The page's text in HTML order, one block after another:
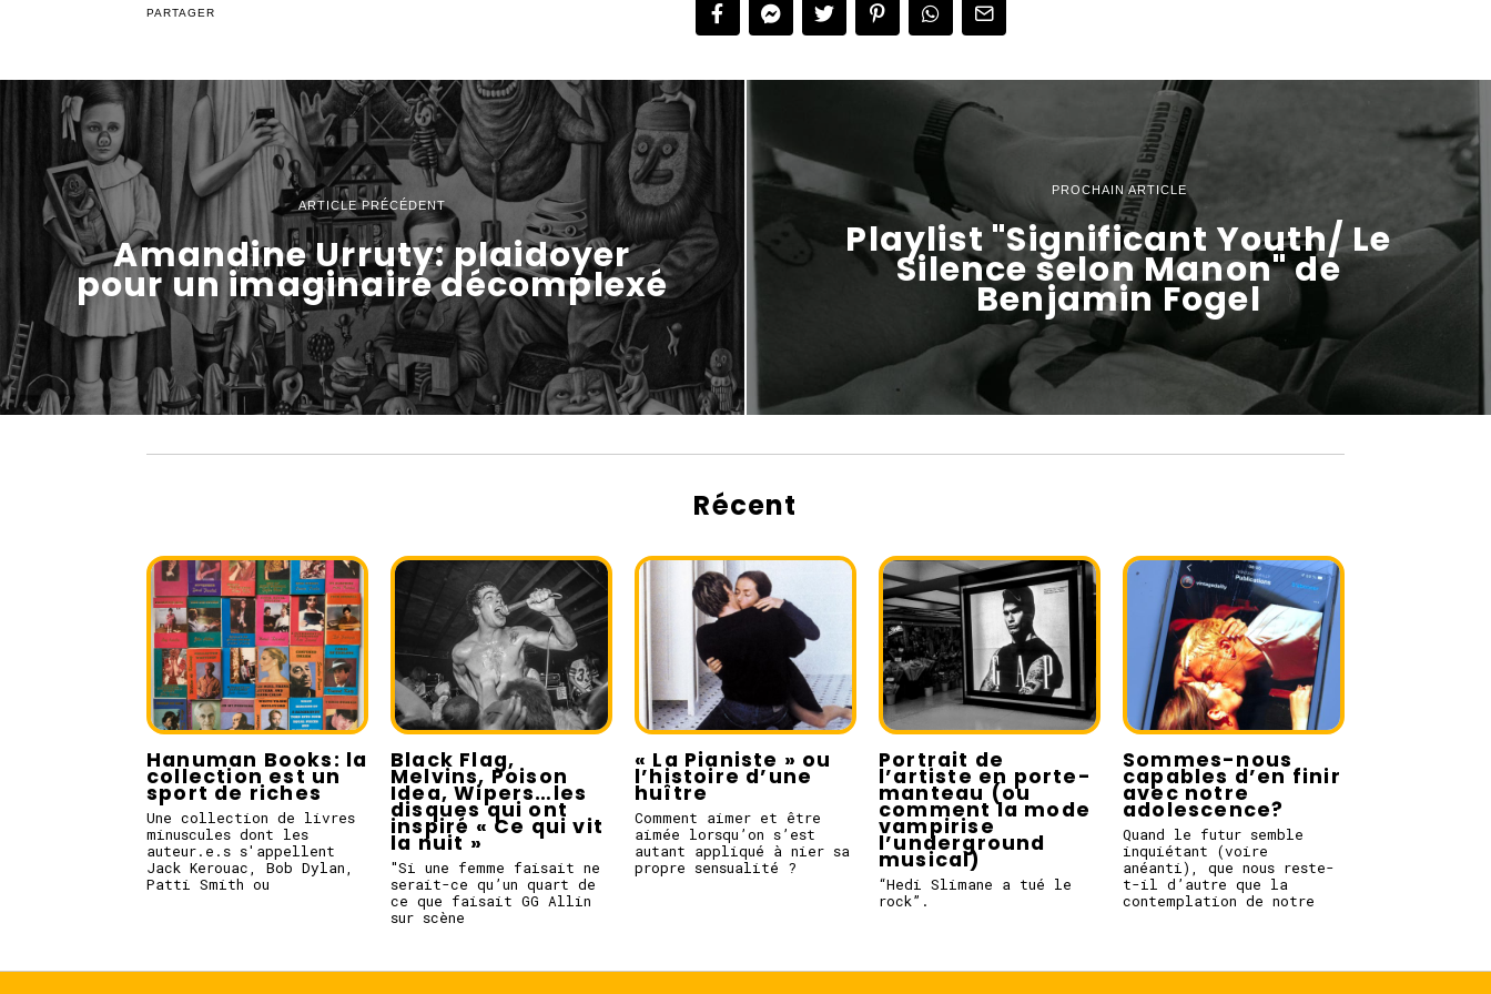
PARTAGER
ARTICLE PRÉCÉDENT
Amandine Urruty: plaidoyer
pour un imaginaire décomplexé
PROCHAIN ARTICLE
Playlist "Significant Youth/ Le
Silence selon Manon" de
Benjamin Fogel
Récent
Hanuman Books: la
collection est un
sport de riches
Une collection de livres
minuscules dont les
auteur.e.s s'appellent
Jack Kerouac, Bob Dylan,
Patti Smith ou
Black Flag,
Melvins, Poison
Idea, Wipers…les
disques qui ont
inspiré « Ce qui vit
la nuit »
"Si une femme faisait ne
serait-ce qu’un quart de
ce que faisait GG Allin
sur scène
« La Pianiste » ou
l’histoire d’une
huître
Comment aimer et être
aimée lorsqu’on s’est
autant appliqué à nier sa
propre sensualité ?
Portrait de
l’artiste en porte-
manteau (ou
comment la mode
vampirise
l’underground
musical)
“Hedi Slimane a tué le
rock”.
Sommes-nous
capables d’en finir
avec notre
adolescence?
Quand le futur semble
inquiétant (voire
anéanti), que nous reste-
t-il d’autre que la
contemplation de notre